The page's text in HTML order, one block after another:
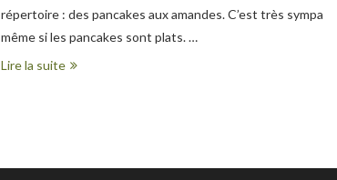
répertoire : des pancakes aux amandes. C’est très sympa
même si les pancakes sont plats. …
Lire la suite